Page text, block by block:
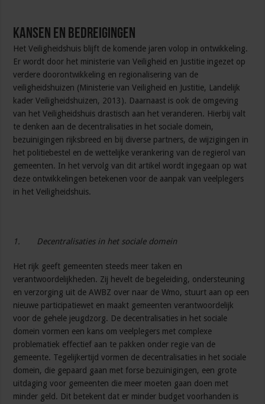
Kansen en bedreigingen
Het Veiligheidshuis blijft de komende jaren volop in ontwikkeling.
Er wordt door het ministerie van Veiligheid en Justitie ingezet op
verdere doorontwikkeling en regionalisering van de
veiligheidshuizen (Ministerie van Veiligheid en Justitie, Landelijk
kader Veiligheidshuizen, 2013). Daarnaast is ook de omgeving
van het Veiligheidshuis drastisch aan het veranderen. Hierbij valt
te denken aan de decentralisaties in het sociale domein,
bezuinigingen rijksbreed en bij diverse partners, de wijzigingen in
het politiebestel en de wettelijke verankering van de regierol van
gemeenten. In het vervolg van dit artikel wordt ingegaan op wat
deze ontwikkelingen betekenen voor de aanpak van veelplegers
in het Veiligheidshuis.
1. Decentralisaties in het sociale domein
Het rijk geeft gemeenten steeds meer taken en
verantwoordelijkheden. Zij hevelt de begeleiding, ondersteuning
en verzorging uit de AWBZ over naar de Wmo, stuurt aan op een
nieuwe participatiewet en maakt gemeenten verantwoordelijk
voor de gehele jeugdzorg. De decentralisaties in het sociale
domein vormen een kans om veelplegers met complexe
problematiek effectief aan te pakken onder regie van de
gemeente. Tegelijkertijd vormen de decentralisaties in het sociale
domein, die gepaard gaan met forse bezuinigingen, een grote
uitdaging voor gemeenten die meer moeten gaan doen met
minder geld. Dit betekent dat er minder budget voorhanden is